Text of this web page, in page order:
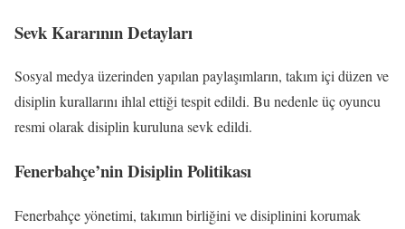
Sevk Kararının Detayları
Sosyal medya üzerinden yapılan paylaşımların, takım içi düzen ve
disiplin kurallarını ihlal ettiği tespit edildi. Bu nedenle üç oyuncu
resmi olarak disiplin kuruluna sevk edildi.
Fenerbahçe’nin Disiplin Politikası
Fenerbahçe yönetimi, takımın birliğini ve disiplinini korumak